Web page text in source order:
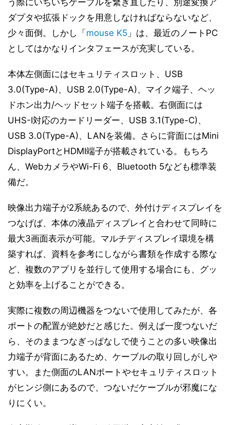
う際にいちいちケーブルを繋ぎ直したり、別途変換ア
ダプタや拡張ドックを用意しなければならないなど、
少々面倒。しかし「 mouse K5 」は、最近のノートPC
としてはかなりインタフェースが充実している。
本体左側面にはセキュリティスロット、USB
3.0(Type-A)、USB 2.0(Type-A)、マイク端子、ヘッ
ドホン出力/ヘッドセット端子を搭載。右側面には
UHS-I対応のカードリーダー、USB 3.1(Type-C)、
USB 3.0(Type-A)、LANを装備。さらに背面にはMini
DisplayPortとHDMI端子が搭載されている。もちろ
ん、WebカメラやWi-Fi 6、Bluetooth 5なども標準装
備だ。
映像出力端子が2系統あるので、外付けディスプレイを
つなげば、本体の液晶ディスプレイと合わせて同時に
最大3画面表示が可能。マルチディスプレイ環境を構
築すれば、資料を参考にしながら書類を作成する際な
ど、複数のアプリを並行して使用する場合にも、グッ
と効率を上げることができる。
実際に複数の周辺機器をつないで使用してみたが、各
ポートの配置が絶妙だと感じた。例えば一度つないだ
ら、そのままつなぎっぱなしで使うことの多い映像出
力端子が背面にあるため、ケーブルの取り回しがしや
すい。また側面のLANポートやセキュリティスロット
がヒンジ側にあるので、つないだケーブルが邪魔にな
りにくい。